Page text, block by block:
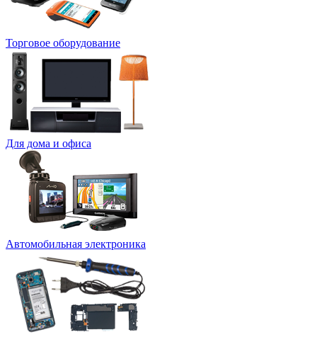
Торговое оборудование
Для дома и офиса
Автомобильная электроника